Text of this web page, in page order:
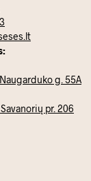
g. 55A
pr. 206